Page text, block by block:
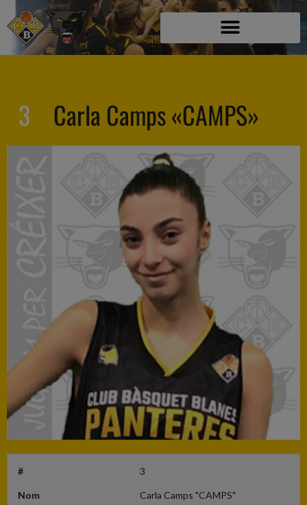
3 Carla Camps «CAMPS»
# 3
Nom Carla Camps "CAMPS"